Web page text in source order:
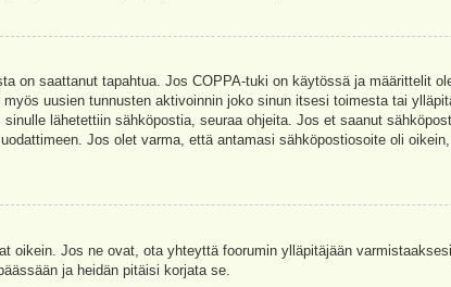
on saattanut tapahtua. Jos COPPA-tuki on käytössä ja määrittelit
uusien tunnusten aktivoinnin joko sinun itsesi toimesta tai
lähetettiin sähköpostia, seuraa ohjeita. Jos et saanut
Jos olet varma, että antamasi sähköpostiosoite oli
Jos ne ovat, ota yhteyttä foorumin ylläpitäjään
ja heidän pitäisi korjata se.